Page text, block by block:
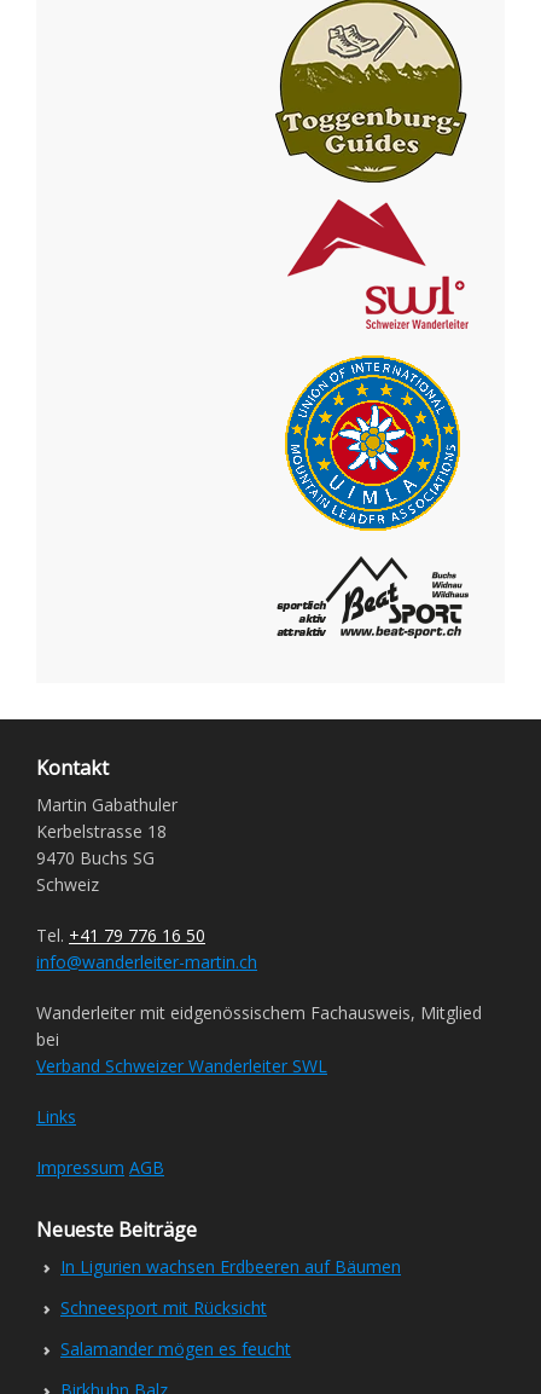
Kontakt
Martin Gabathuler
Kerbelstrasse 18
9470 Buchs SG
Schweiz
Tel. +41 79 776 16 50
info@wanderleiter-martin.ch
Wanderleiter mit eidgenössischem Fachausweis, Mitglied
bei
Verband Schweizer Wanderleiter SWL
Links
Impressum AGB
Neueste Beiträge
In Ligurien wachsen Erdbeeren auf Bäumen
Schneesport mit Rücksicht
Salamander mögen es feucht